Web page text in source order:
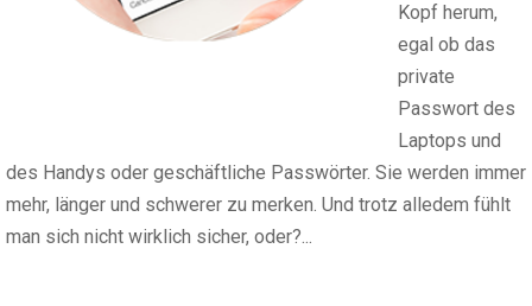
Kopf herum,
egal ob das
private
Passwort des
Laptops und
des Handys oder geschäftliche Passwörter. Sie werden immer
mehr, länger und schwerer zu merken. Und trotz alledem fühlt
man sich nicht wirklich sicher, oder?...